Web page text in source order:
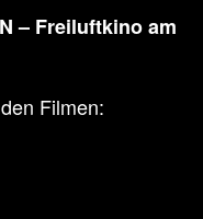
– Freiluftkino am
Filmen: